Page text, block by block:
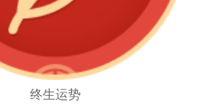
终生运势